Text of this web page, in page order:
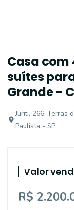
Casa com
suítes
Grande -
Juriti, 266, Terras
Paulista - SP
Valor
R$